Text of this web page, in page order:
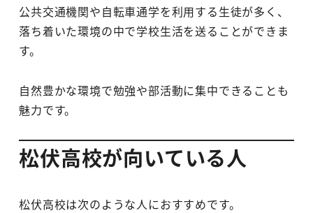
公共交通機関や自転車通学を利用する生徒が多く、
落ち着いた環境の中で学校生活を送ることができま
す。
自然豊かな環境で勉強や部活動に集中できることも
魅力です。
松伏高校が向いている人
松伏高校は次のような人におすすめです。